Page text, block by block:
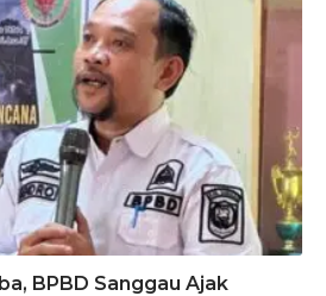
BPBD Sanggau Ajak